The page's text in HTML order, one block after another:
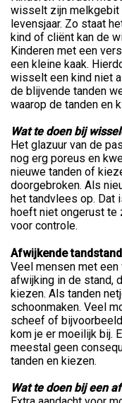
wisselt zijn
levensjaar. Zo staat
kind of cliënt kan de
Kinderen met een
een kleine kaak.
wisselt een kind niet
de blijvende tanden
waarop de tanden en
Wat te doen bij
Het glazuur van de
nog erg poreus en
nieuwe tanden of
doorgebroken. Als
het tandvlees op. Dat
hoeft niet ongerust te
voor controle.
Afwijkende tandstand
Veel mensen met
afwijking in de stand,
kiezen. Als tanden
schoonmaken. Veel
scheef of
kom je er moeilijk bij.
meestal geen
tanden en kiezen.
Wat te doen bij een